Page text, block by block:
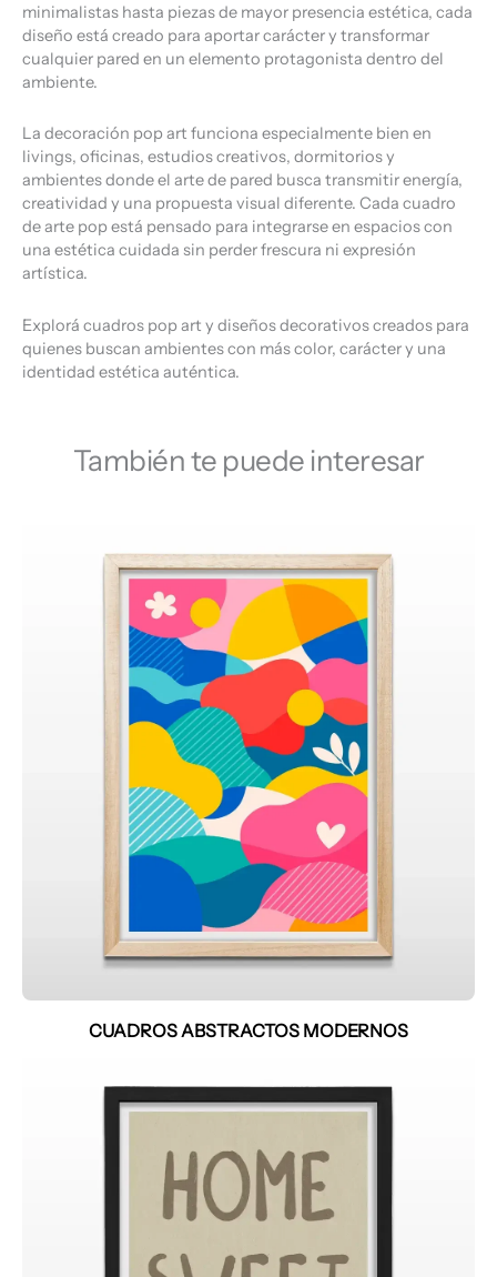
minimalistas hasta piezas de mayor presencia estética, cada
diseño está creado para aportar carácter y transformar
cualquier pared en un elemento protagonista dentro del
ambiente.
La decoración pop art funciona especialmente bien en
livings, oficinas, estudios creativos, dormitorios y
ambientes donde el arte de pared busca transmitir energía,
creatividad y una propuesta visual diferente. Cada cuadro
de arte pop está pensado para integrarse en espacios con
una estética cuidada sin perder frescura ni expresión
artística.
Explorá cuadros pop art y diseños decorativos creados para
quienes buscan ambientes con más color, carácter y una
identidad estética auténtica.
También te puede interesar
CUADROS ABSTRACTOS MODERNOS